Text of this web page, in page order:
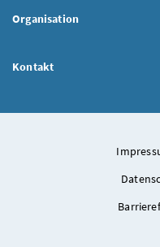
Organisation
Kontakt